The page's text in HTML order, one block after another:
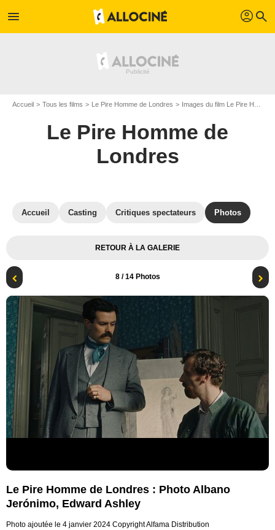
menu profil search
Accueil Tous les films Le Pire Homme de Londres Images du film Le Pire Homme de Londres
Le Pire Homme de
Londres
Accueil Casting Critiques spectateurs Photos
RETOUR À LA GALERIE
8/ 14 Photos
Le Pire Homme de Londres : Photo Albano
Jerónimo, Edward Ashley
Photo ajoutée le 4 janvier 2024 Copyright Alfama Distribution